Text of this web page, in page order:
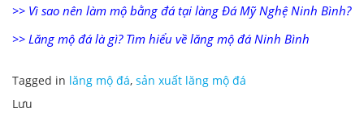
>> Vì sao nên làm mộ bằng đá tại làng Đá Mỹ Nghệ Ninh Bình?
>> Lăng mộ đá là gì? Tìm hiểu về lăng mộ đá Ninh Bình
Tagged in lăng mộ đá, sản xuất lăng mộ đá
Lưu